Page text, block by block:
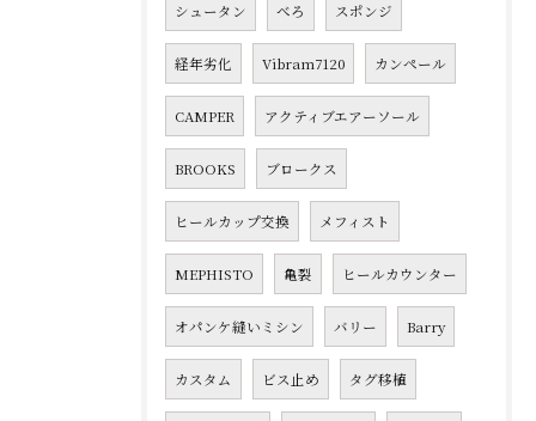
シュータン べろ スポンジ
経年劣化 Vibram7120 カンペール
CAMPER アクティブエアーソール
BROOKS ブロークス
ヒールカップ交換 メフィスト
MEPHISTO 亀裂 ヒールカウンター
オパンケ縫いミシン バリー Barry
カスタム ビス止め タグ移植